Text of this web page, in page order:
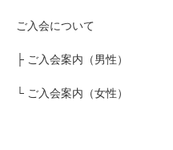
ご入会について
├ ご入会案内（男性）
└ ご入会案内（女性）